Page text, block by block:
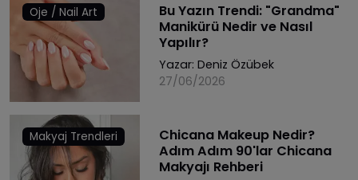
Oje / Nail Art
Bu Yazın Trendi: "Grandma"
Manikürü Nedir ve Nasıl
Yapılır?
Yazar: Deniz Özübek
27/06/2026
Makyaj Trendleri
Chicana Makeup Nedir?
Adım Adım 90'lar Chicana
Makyajı Rehberi